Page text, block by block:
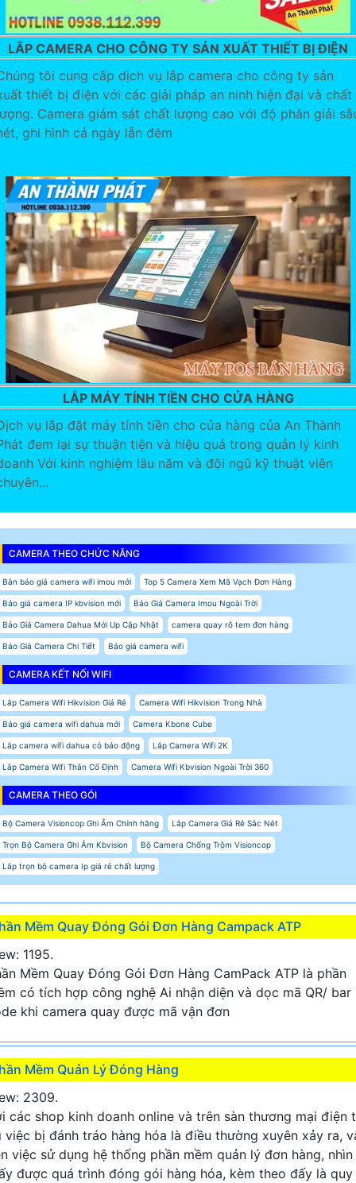
LẮP CAMERA CHO CÔNG TY SẢN XUẤT THIẾT BỊ ĐIỆN
tôi cung cấp dịch vụ lắp camera cho công ty sản
thiết bị điện với các giải pháp an ninh hiện đại và chất
Camera giám sát chất lượng cao với độ phân giải
ghi hình cả ngày lẫn đêm
LẮP MÁY TÍNH TIỀN CHO CỬA HÀNG
vụ lắp đặt máy tính tiền cho cửa hàng của An Thành
đem lại sự thuận tiện và hiệu quả trong quản lý kinh
Với kinh nghiệm lâu năm và đội ngũ kỹ thuật viên
CAMERA THEO CHỨC NĂNG
Bản báo giá camera wifi imou mới Top 5 Camera Xem Mã Vạch Đơn Hàng
Báo giá camera IP kbvision mới Báo Giá Camera Imou Ngoài Trời
Báo Giá Camera Dahua Mới Up Cập Nhật camera quay rõ tem đơn hàng
Báo Giá Camera Chi Tiết Báo giá camera wifi
CAMERA KẾT NỐI WIFI
Lắp Camera Wifi Hikvision Giá Rẻ Camera Wifi Hikvision Trong Nhà
Báo giá camera wifi dahua mới Camera Kbone Cube
Lắp camera wifi dahua có báo động Lắp Camera Wifi 2K
Lắp Camera Wifi Thân Cố Định Camera Wifi Kbvision Ngoài Trời 360
CAMERA THEO GÓI
Bộ Camera Visioncop Ghi Âm Chính hãng Lắp Camera Giá Rẻ Sắc Nét
Trọn Bộ Camera Ghi Âm Kbvision Bộ Camera Chống Trộm Visioncop
Lắp trọn bộ camera Ip giá rẻ chất lượng
Mềm Quay Đóng Gói Đơn Hàng Campack ATP
1195.
Mềm Quay Đóng Gói Đơn Hàng CamPack ATP là phần
có tích hợp công nghệ Ai nhận diện và dọc mã QR/ bar
khi camera quay được mã vận đơn
Mềm Quản Lý Đóng Hàng
2309.
các shop kinh doanh online và trên sàn thương mại điện
việc bị đánh tráo hàng hóa là điều thường xuyên xảy ra,
việc sử dụng hệ thống phần mềm quản lý đơn hàng, nhìn
được quá trình đóng gói hàng hóa, kèm theo đấy là quy